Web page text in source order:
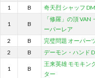
1 B 奇天烈 シャッフ
1 B
「修羅」の頂 VAN
ーパーレア
2 B 完璧問題 オーパー
2
B デーモン・ハンド
1 B
王来英雄 モモキン
ター